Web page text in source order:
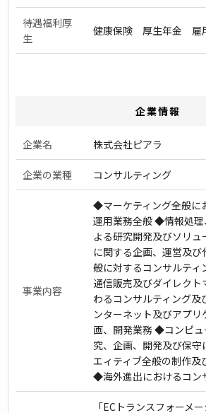
待遇福利厚
生
健康保険 厚生年金 雇
企業情報
企業名 株式会社ピアラ
企業の業種 コンサルティング
事業内容
◆マーケティング全般に
運用業務全般 ◆情報処
よる研究開発及びソリ
に関する企画、運営及
般に対するコンサルテ
通信販売及びダイレク
わるコンサルティング
ンターネット及びアプ
画、開発業務 ◆コンピ
究、企画、開発及び保
エィティブ全般の制作及
◆海外進出におけるコン
「ECトランスフォーメ